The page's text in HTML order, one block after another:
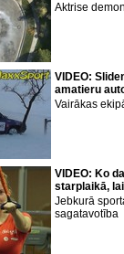
Aktrise
VIDEO:
amatieru
Vairākas
VIDEO: Ko
starplaikā,
Jebkurā
sagatavotība